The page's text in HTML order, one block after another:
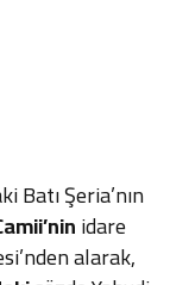
Şeria’nın
idare
alarak,